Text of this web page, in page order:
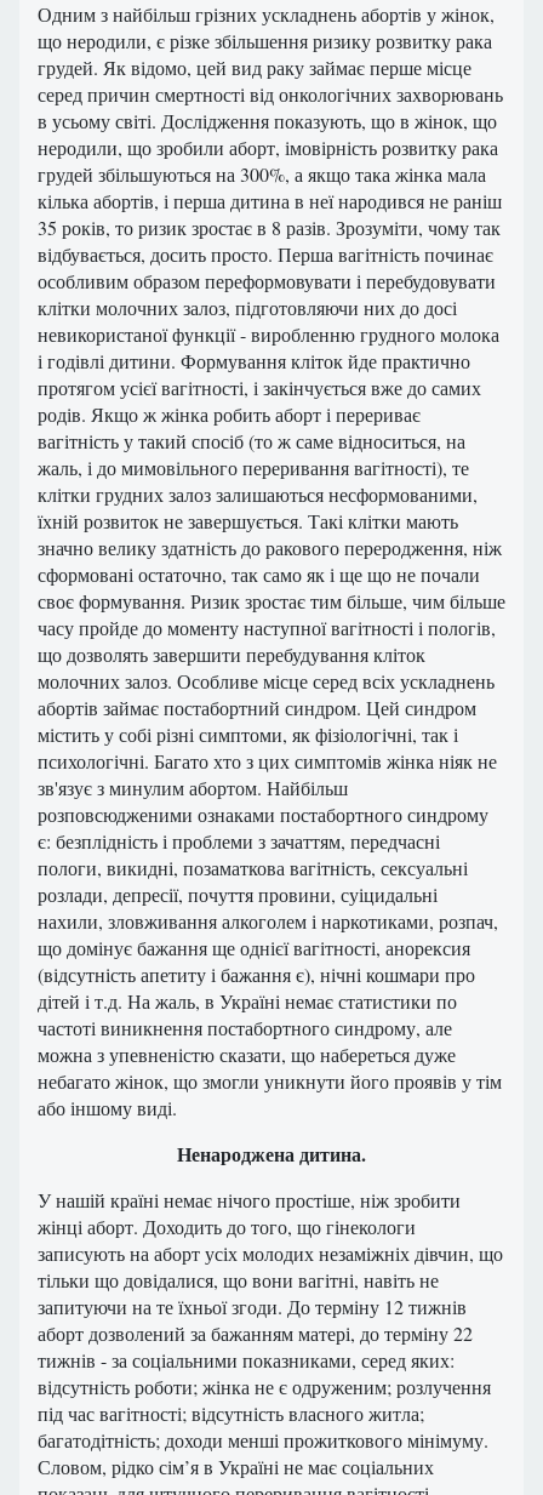
Одним з найбільш грізних ускладнень абортів у жінок,
що неродили, є різке збільшення ризику розвитку рака
грудей. Як відомо, цей вид раку займає перше місце
серед причин смертності від онкологічних захворювань
в усьому світі. Дослідження показують, що в жінок, що
неродили, що зробили аборт, імовірність розвитку рака
грудей збільшуються на 300%, а якщо така жінка мала
кілька абортів, і перша дитина в неї народився не раніш
35 років, то ризик зростає в 8 разів. Зрозуміти, чому так
відбувається, досить просто. Перша вагітність починає
особливим образом переформовувати і перебудовувати
клітки молочних залоз, підготовляючи них до досі
невикористаної функції - виробленню грудного молока
і годівлі дитини. Формування кліток йде практично
протягом усієї вагітності, і закінчується вже до самих
родів. Якщо ж жінка робить аборт і перериває
вагітність у такий спосіб (то ж саме відноситься, на
жаль, і до мимовільного переривання вагітності), те
клітки грудних залоз залишаються несформованими,
їхній розвиток не завершується. Такі клітки мають
значно велику здатність до ракового переродження, ніж
сформовані остаточно, так само як і ще що не почали
своє формування. Ризик зростає тим більше, чим більше
часу пройде до моменту наступної вагітності і пологів,
що дозволять завершити перебудування кліток
молочних залоз. Особливе місце серед всіх ускладнень
абортів займає постабортний синдром. Цей синдром
містить у собі різні симптоми, як фізіологічні, так і
психологічні. Багато хто з цих симптомів жінка ніяк не
зв'язує з минулим абортом. Найбільш
розповсюдженими ознаками постабортного синдрому
є: безплідність і проблеми з зачаттям, передчасні
пологи, викидні, позаматкова вагітність, сексуальні
розлади, депресії, почуття провини, суіцидальні
нахили, зловживання алкоголем і наркотиками, розпач,
що домінує бажання ще однієї вагітності, анорексия
(відсутність апетиту і бажання є), нічні кошмари про
дітей і т.д. На жаль, в Україні немає статистики по
частоті виникнення постабортного синдрому, але
можна з упевненістю сказати, що набереться дуже
небагато жінок, що змогли уникнути його проявів у тім
або іншому виді.
Ненароджена дитина.
У нашій країні немає нічого простіше, ніж зробити
жінці аборт. Доходить до того, що гінекологи
записують на аборт усіх молодих незаміжніх дівчин, що
тільки що довідалися, що вони вагітні, навіть не
запитуючи на те їхньої згоди. До терміну 12 тижнів
аборт дозволений за бажанням матері, до терміну 22
тижнів - за соціальними показниками, серед яких:
відсутність роботи; жінка не є одруженим; розлучення
під час вагітності; відсутність власного житла;
багатодітність; доходи менші прожиткового мінімуму.
Словом, рідко сім’я в Україні не має соціальних